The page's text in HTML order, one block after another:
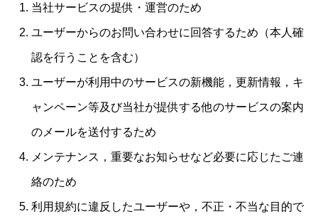
当社サービスの提供・運営のため
ユーザーからのお問い合わせに回答するため（本人確
認を行うことを含む）
ユーザーが利用中のサービスの新機能，更新情報，キ
ャンペーン等及び当社が提供する他のサービスの案内
のメールを送付するため
メンテナンス，重要なお知らせなど必要に応じたご連
絡のため
利用規約に違反したユーザーや，不正・不当な目的で